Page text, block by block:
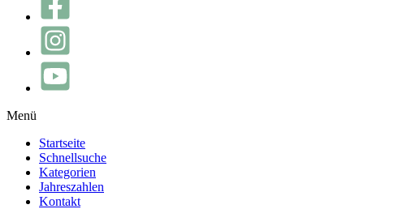
Menü
Startseite
Schnellsuche
Kategorien
Jahreszahlen
Kontakt